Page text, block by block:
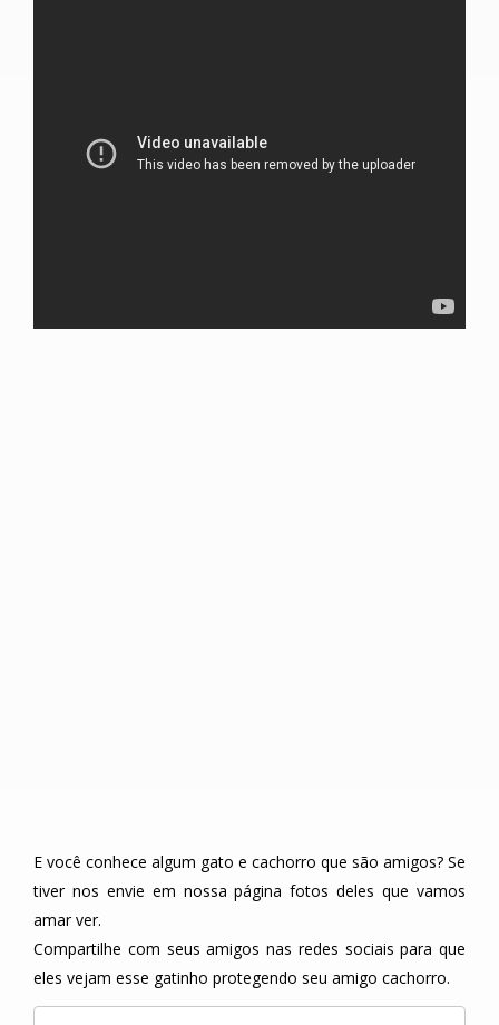
E você conhece algum gato e cachorro que são amigos? Se
tiver nos envie em nossa página fotos deles que vamos
amar ver.
Compartilhe com seus amigos nas redes sociais para que
eles vejam esse gatinho protegendo seu amigo cachorro.